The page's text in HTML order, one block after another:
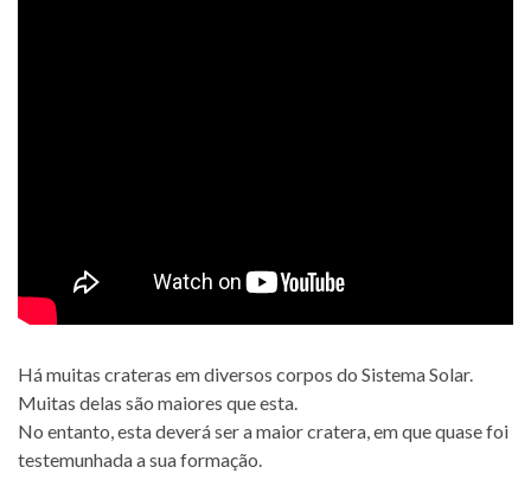
Há muitas crateras em diversos corpos do Sistema Solar.
Muitas delas são maiores que esta.
No entanto, esta deverá ser a maior cratera, em que quase foi
testemunhada a sua formação.